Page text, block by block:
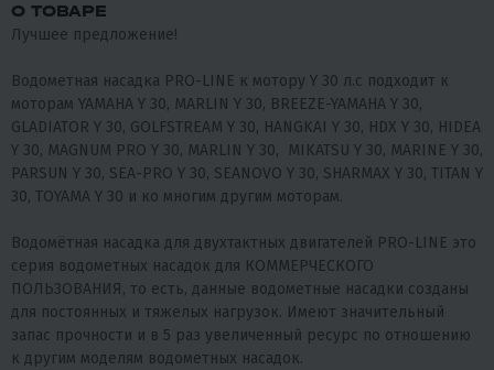
О ТОВАРЕ
Лучшее предложение!
Водометная насадка PRO-LINE к мотору Y 30 л.с подходит к
моторам YAMAHA Y 30, MARLIN Y 30, BREEZE-YAMAHA Y 30,
GLADIATOR Y 30, GOLFSTREAM Y 30, HANGKAI Y 30, HDX Y 30, HIDEA
Y 30, MAGNUM PRO Y 30, MARLIN Y 30, MIKATSU Y 30, MARINE Y 30,
PARSUN Y 30, SEA-PRO Y 30, SEANOVO Y 30, SHARMAX Y 30, TITAN Y
30, TOYAMA Y 30 и ко многим другим моторам.
Водомётная насадка для двухтактных двигателей PRO-LINE это
серия водометных насадок для КОММЕРЧЕСКОГО
ПОЛЬЗОВАНИЯ, то есть, данные водометные насадки созданы
для постоянных и тяжелых нагрузок. Имеют значительный
запас прочности и в 5 раз увеличенный ресурс по отношению
к другим моделям водометных насадок.